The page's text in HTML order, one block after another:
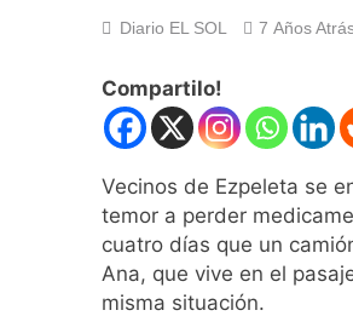
Diario EL SOL 7 Años
Compartilo!
Vecinos de Ezpeleta se
temor a perder
cuatro días que un
Ana, que vive en el
misma situación.